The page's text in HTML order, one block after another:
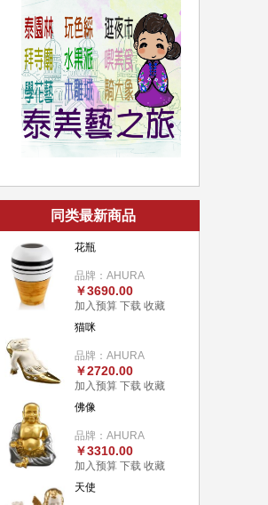
同类最新商品
花瓶
品牌：AHURA
￥3690.00
加入预算 下载 收藏
猫咪
品牌：AHURA
￥2720.00
加入预算 下载 收藏
佛像
品牌：AHURA
￥3310.00
加入预算 下载 收藏
天使